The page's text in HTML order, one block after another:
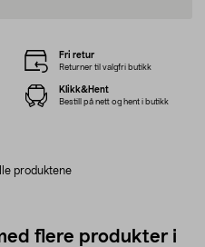
produktene
Fri retur
Returner til valgfri butikk
Klikk&Hent
Bestill på nett og hent i butikk
flere produkter i